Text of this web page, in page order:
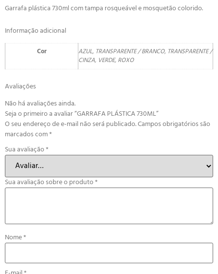
Garrafa plástica 730ml com tampa rosqueável e mosquetão colorido.
Informação adicional
Cor
AZUL, TRANSPARENTE / BRANCO, TRANSPARENTE /
CINZA, VERDE, ROXO
Avaliações
Não há avaliações ainda.
Seja o primeiro a avaliar “GARRAFA PLÁSTICA 730ML”
O seu endereço de e-mail não será publicado.Campos obrigatórios são
marcados com*
Sua avaliação*
Sua avaliação sobre o produto*
Nome*